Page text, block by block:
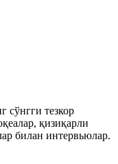
сўнгги тезкор
қизиқарли
билан интервьюлар.